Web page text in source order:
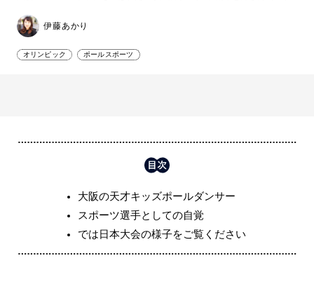
伊藤あかり
オリンピック ポールスポーツ
大阪の天才キッズポールダンサー
スポーツ選手としての自覚
では日本大会の様子をご覧ください